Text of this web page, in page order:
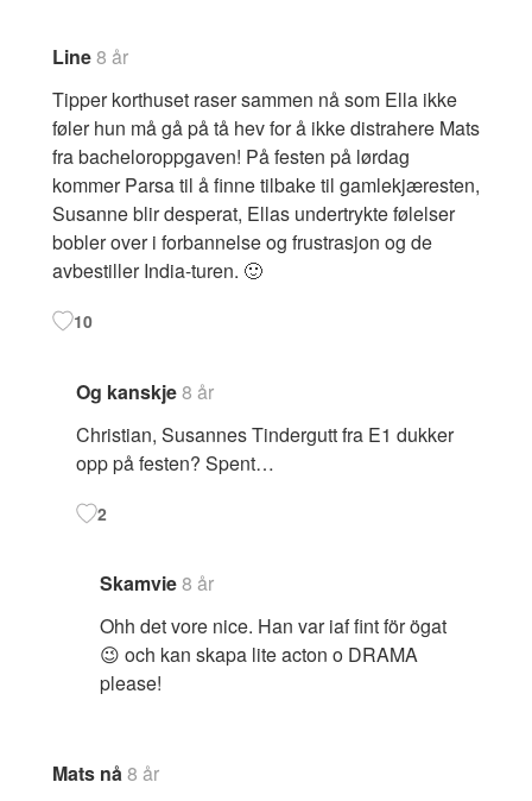
Line8 år
Tipper korthuset raser sammen nå som Ella ikke
føler hun må gå på tå hev for å ikke distrahere Mats
fra bacheloroppgaven! På festen på lørdag
kommer Parsa til å finne tilbake til gamlekjæresten,
Susanne blir desperat, Ellas undertrykte følelser
bobler over i forbannelse og frustrasjon og de
avbestiller India-turen. 🙂
10
Og kanskje8 år
Christian, Susannes Tindergutt fra E1 dukker
opp på festen? Spent…
2
Skamvie8 år
Ohh det vore nice. Han var iaf fint för ögat
😉 och kan skapa lite acton o DRAMA
please!
Mats nå8 år